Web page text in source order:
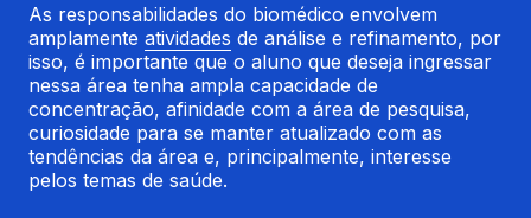
As responsabilidades do biomédico envolvem
amplamente atividades de análise e refinamento, por
isso, é importante que o aluno que deseja ingressar
nessa área tenha ampla capacidade de
concentração, afinidade com a área de pesquisa,
curiosidade para se manter atualizado com as
tendências da área e, principalmente, interesse
pelos temas de saúde.